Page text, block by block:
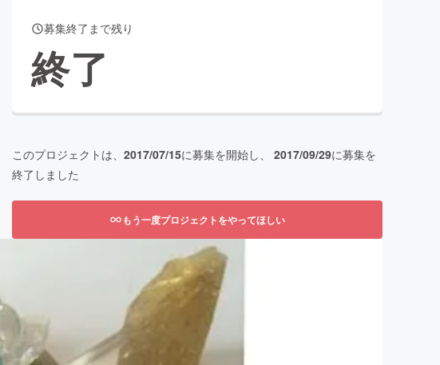
募集終了まで残り
終了
このプロジェクトは、 2017/07/15に募集を開始し、 2017/09/29に募集を
終了しました
もう一度プロジェクトをやってほしい